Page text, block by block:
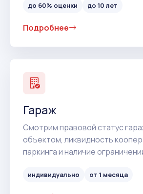
до 60% оценки до 10 лет
Подробнее
Гараж
Смотрим правовой статус
объектом, ликвидность
паркинга и наличие
индивидуально от 1 месяца